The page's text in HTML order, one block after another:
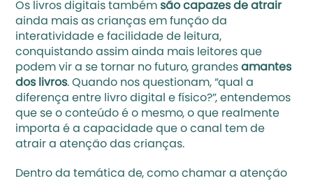
Os livros digitais também são capazes de atrair
ainda mais as crianças em função da
interatividade e facilidade de leitura,
conquistando assim ainda mais leitores que
podem vir a se tornar no futuro, grandes amantes
dos livros. Quando nos questionam, “qual a
diferença entre livro digital e físico?”, entendemos
que se o conteúdo é o mesmo, o que realmente
importa é a capacidade que o canal tem de
atrair a atenção das crianças.
Dentro da temática de, como chamar a atenção